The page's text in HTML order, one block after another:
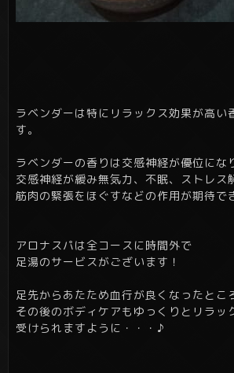
ラベンダーは特にリラックス効果が高い
す。
ラベンダーの香りは交感神経が優位にな
交感神経が緩み無気力、不眠、ストレス
筋肉の緊張をほぐすなどの作用が期待で
アロナスパは全コースに時間外で
足湯のサービスがございます！
足先からあたため血行が良くなったとこ
その後のボディケアもゆっくりとリラッ
受けられますように・・・♪